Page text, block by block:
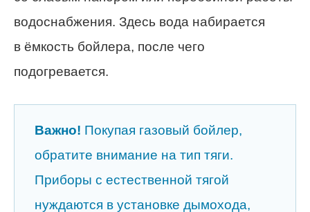
водоснабжения. Здесь вода набирается
в ёмкость бойлера, после чего
подогревается.
Важно! Покупая газовый бойлер,
обратите внимание на тип тяги.
Приборы с естественной тягой
нуждаются в установке дымохода,